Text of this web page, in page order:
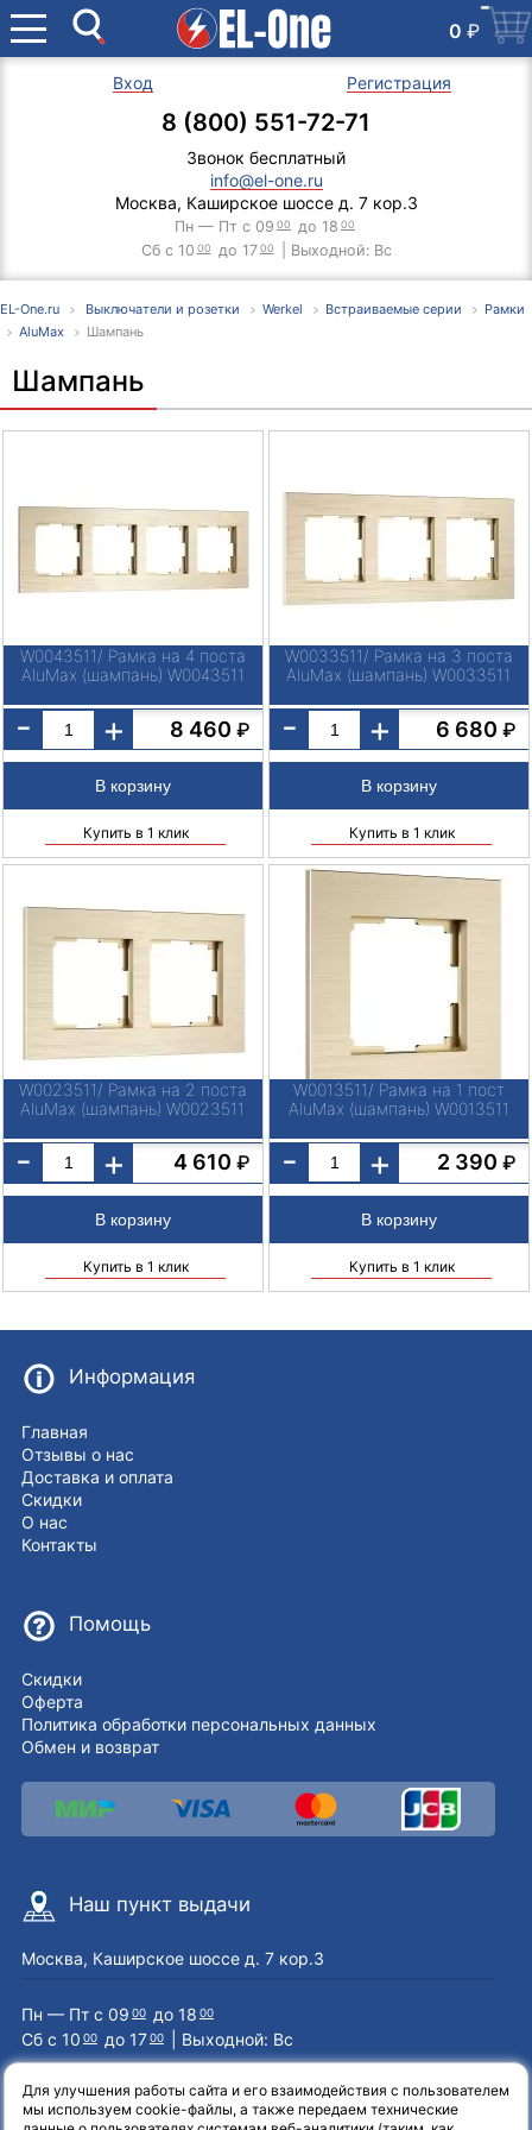
0 ₽
Вход Регистрация
8 (800) 551-72-71
Звонок бесплатный
info@el-one.ru
Москва, Каширское шоссе д. 7 кор.3
Пн — Пт с 09 00 до 18 00
Сб с 10 00 до 17 00 | Выходной: Вс
EL-One.ru Выключатели и розетки Werkel Встраиваемые серии
Рамки
AluMax
Шампань
Шампань
W0043511/ Рамка на 4 поста
AluMax (шампань) W0043511
- + 8 460 ₽
Купить в 1 клик
W0033511/ Рамка на 3 поста
AluMax (шампань) W0033511
- + 6 680 ₽
Купить в 1 клик
W0023511/ Рамка на 2 поста
AluMax (шампань) W0023511
- + 4 610 ₽
Купить в 1 клик
W0013511/ Рамка на 1 пост
AluMax (шампань) W0013511
- + 2 390 ₽
Купить в 1 клик
Информация
Главная
Отзывы о нас
Доставка и оплата
Скидки
О нас
Контакты
Помощь
Скидки
Оферта
Политика обработки персональных данных
Обмен и возврат
Наш пункт выдачи
Москва, Каширское шоссе д. 7 кор.3
Пн — Пт с 09 00 до 18 00
Сб с 10 00 до 1700 | Выходной: Вс
Наши контакты
Для улучшения работы сайта и его взаимодействия с пользователем
мы используем cookie-файлы, а также передаем технические